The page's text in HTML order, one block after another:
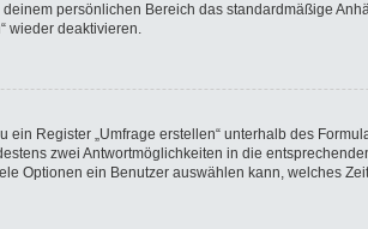
persönlichen Bereich das standardmäßige
wieder deaktivieren.
Register „Umfrage erstellen“ unterhalb des
zwei Antwortmöglichkeiten in die
Optionen ein Benutzer auswählen kann, welches